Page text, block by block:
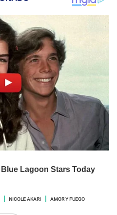
NICOLE AKARI AMOR Y FUEGO